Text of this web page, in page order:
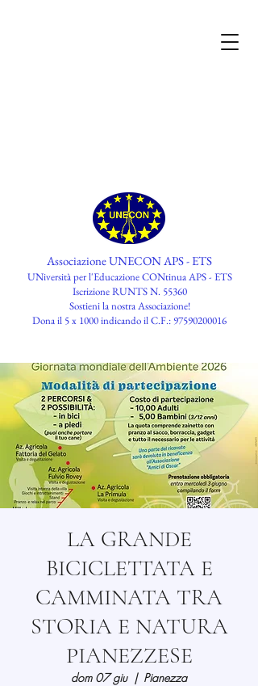
Associazione UNECON APS - ETS
UNiversità per l'Educazione CONtinua APS - ETS
Iscrizione RUNTS N. 55360
​Sostieni la nostra Associazione!
Dona il 5 x 1000 indicando il C.F.:97590200016
LA GRANDE
BICICLETTATA E
CAMMINATA TRA
STORIA E NATURA
PIANEZZESE
dom 07 giu
  |
Pianezza